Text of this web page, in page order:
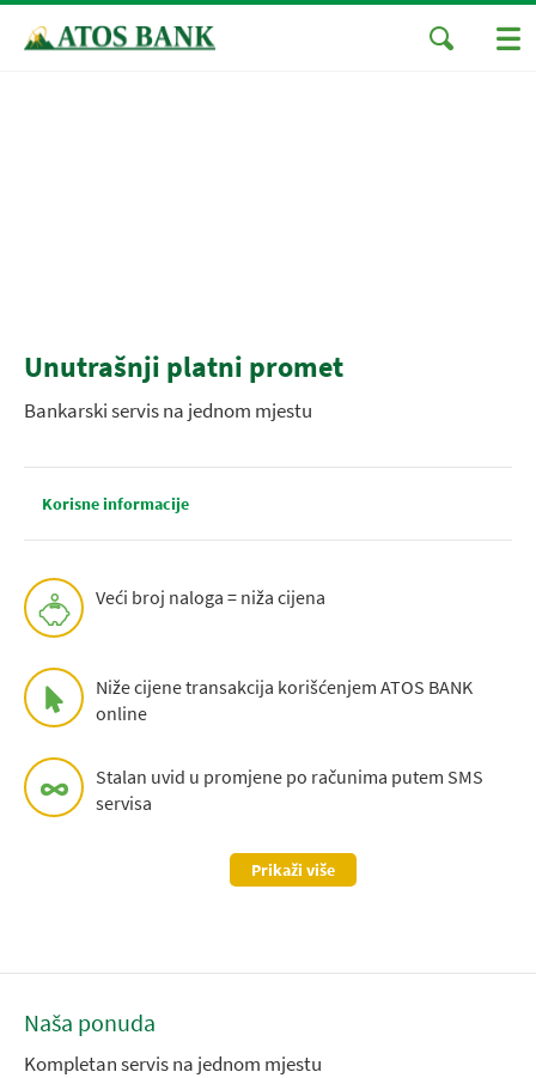
Unutrašnji platni promet
Bankarski servis na jednom mjestu
Korisne informacije
Veći broj naloga = niža cijena
Niže cijene transakcija korišćenjem ATOS BANK
online
Stalan uvid u promjene po računima putem SMS
servisa
Prikaži više
Naša ponuda
Kompletan servis na jednom mjestu